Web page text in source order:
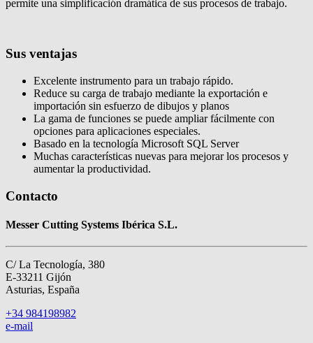
permite una simplificación dramática de sus procesos de trabajo.
Sus ventajas
Excelente instrumento para un trabajo rápido.
Reduce su carga de trabajo mediante la exportación e
importación sin esfuerzo de dibujos y planos
La gama de funciones se puede ampliar fácilmente con
opciones para aplicaciones especiales.
Basado en la tecnología Microsoft SQL Server
Muchas características nuevas para mejorar los procesos y
aumentar la productividad.
Contacto
Messer Cutting Systems Ibérica S.L.
C/ La Tecnología, 380
E-33211 Gijón
Asturias, España
+34 984198982
e-mail